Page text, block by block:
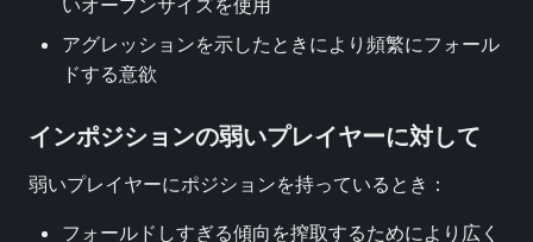
いオープンサイズを使用
アグレッションを示したときにより頻繁にフォール
ドする意欲
インポジションの弱いプレイヤーに対して
弱いプレイヤーにポジションを持っているとき：
フォールドしすぎる傾向を搾取するためにより広く